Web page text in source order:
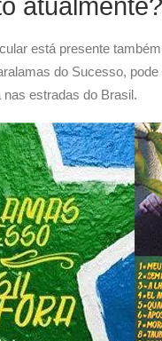
atualmente?
está presente
do Sucesso,
estradas do Brasil.